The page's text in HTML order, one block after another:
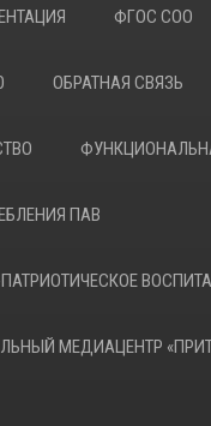
ФГОС СОО
ОБРАТНАЯ СВЯЗЬ
ПАВ
МЕДИАЦЕНТР